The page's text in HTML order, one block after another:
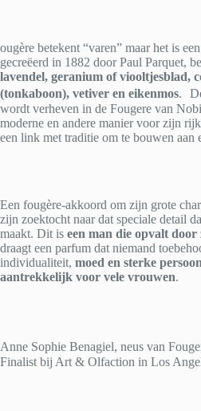
ougère betekent “varen” maar het is
gecreëerd in 1882 door Paul Parquet,
lavendel, geranium of viooltjesblad,
(tonkaboon), vetiver en eikenmos.
wordt verheven in de Fougere van
moderne en andere manier voor zijn
een link met traditie om te bouwen aan
Een fougère-akkoord om zijn grote
zijn zoektocht naar dat speciale detail
maakt. Dit is een man die opvalt
draagt een parfum dat niemand
individualiteit, moed en sterke
aantrekkelijk voor vele vrouwen.
Anne Sophie Benagiel, neus van
Finalist bij Art & Olfaction in Los